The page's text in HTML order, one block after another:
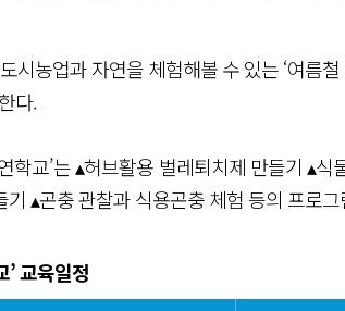
시농업과 자연을 체험해볼 수 있는 ‘여름
다.
학교’는 ▴허브활용 벌레퇴치제 만들기 ▴
▴곤충 관찰과 식용곤충 체험 등의 프로
’ 교육일정